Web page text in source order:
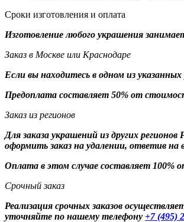
Сроки изготовления и оплата
Изготовление любого украшения
Заказ в Москве или Краснодаре
Если вы находитесь в одном из
Предоплата составляет 50% от
Заказ из регионов
Для заказа украшений из других
оформить заказ на удалении, ответив на
Оплата в этом случае составляет 100%
Срочный заказ
Реализация срочных заказов
уточняйте по нашему телефону +7 (495)